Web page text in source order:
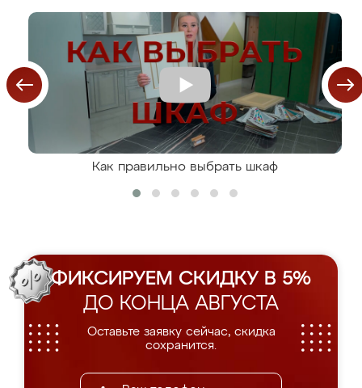
Как правильно выбрать шкаф
ФИКСИРУЕМ СКИДКУ В 5%
ДО КОНЦА АВГУСТА
Оставьте заявку сейчас, скидка
сохранится.